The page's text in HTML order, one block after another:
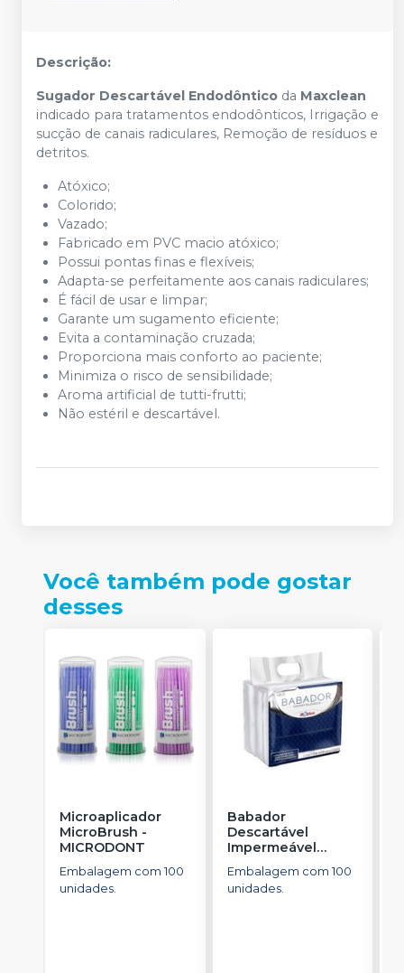
Descrição:
Sugador Descartável Endodôntico da Maxclean
indicado para tratamentos endodônticos, Irrigação e
sucção de canais radiculares, Remoção de resíduos e
detritos.
Atóxico;
Colorido;
Vazado;
Fabricado em PVC macio atóxico;
Possui pontas finas e flexíveis;
Adapta-se perfeitamente aos canais radiculares;
É fácil de usar e limpar;
Garante um sugamento eficiente;
Evita a contaminação cruzada;
Proporciona mais conforto ao paciente;
Minimiza o risco de sensibilidade;
Aroma artificial de tutti-frutti;
Não estéril e descartável.
Você também pode gostar
desses
Microaplicador
MicroBrush -
MICRODONT
Embalagem com 100
unidades.
Babador
Descartável
Impermeável
Branco
Embalagem com 100
unidades.